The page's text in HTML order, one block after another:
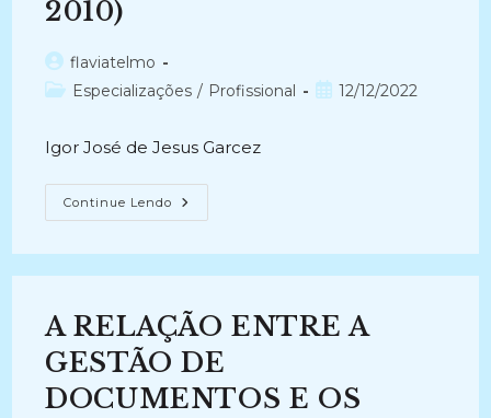
2010)
Autor
do
flaviatelmo
Categoria
Especializações / Profissional
Post12/12/2022
Igor José de Jesus Garcez
Continue Lendo SISTEMA
DE
E
PÚBLICAS
ARQUIVÍSTICAS:
O
Caso
Da
Administração
Pública
A RELAÇÃO ENTRE A
GESTÃO DE
DOCUMENTOS E OS